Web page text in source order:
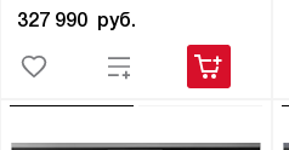
327 990 руб.